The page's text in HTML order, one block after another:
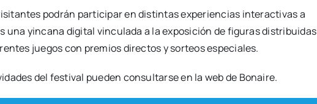
podrán par­ti­ci­par en dis­tin­tas expe­rien­cias inter­ac­ti­vas a
una yin­ca­na digi­tal vin­cu­la­da a la expo­si­ción de figu­ras dis­tri­bui­das
jue­gos con pre­mios direc­tos y sor­teos espe­cia­les.
del fes­ti­val pue­den con­sul­tar­se en la web de Bonai­re.